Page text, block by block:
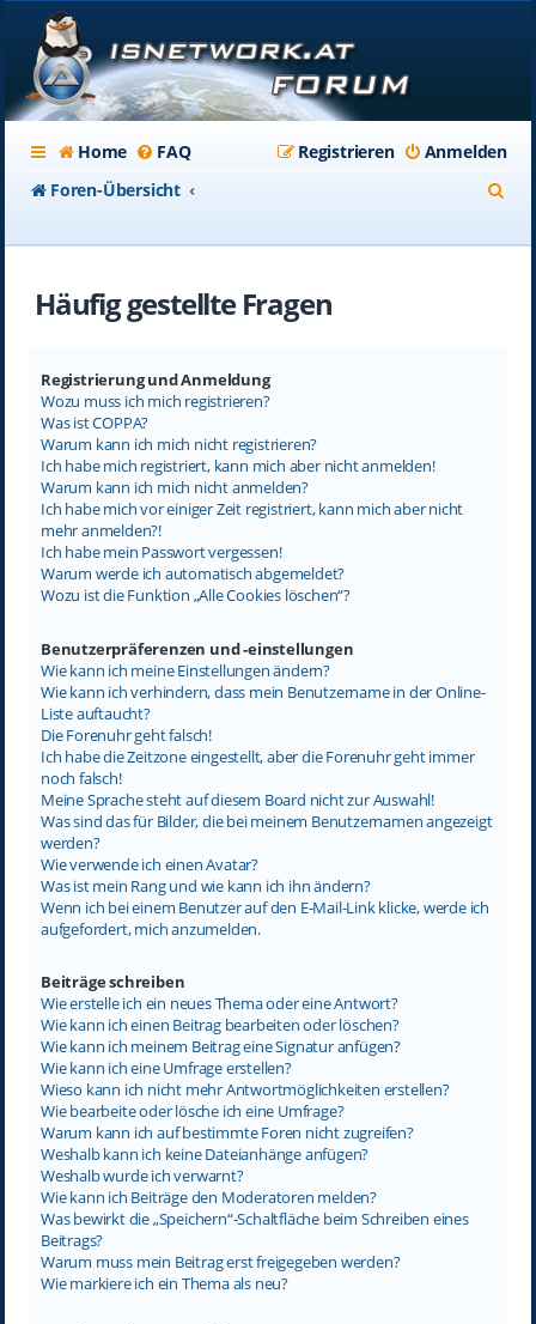
Home FAQ Anmelden
Registrieren
Foren-Übersicht
Häufig gestellte Fragen
Registrierung und Anmeldung
Wozu muss ich mich registrieren?
Was ist COPPA?
Warum kann ich mich nicht registrieren?
Ich habe mich registriert, kann mich aber nicht anmelden!
Warum kann ich mich nicht anmelden?
Ich habe mich vor einiger Zeit registriert, kann mich aber nicht
mehr anmelden?!
Ich habe mein Passwort vergessen!
Warum werde ich automatisch abgemeldet?
Wozu ist die Funktion „Alle Cookies löschen“?
Benutzerpräferenzen und -einstellungen
Wie kann ich meine Einstellungen ändern?
Wie kann ich verhindern, dass mein Benutzername in der Online-
Liste auftaucht?
Die Forenuhr geht falsch!
Ich habe die Zeitzone eingestellt, aber die Forenuhr geht immer
noch falsch!
Meine Sprache steht auf diesem Board nicht zur Auswahl!
Was sind das für Bilder, die bei meinem Benutzernamen angezeigt
werden?
Wie verwende ich einen Avatar?
Was ist mein Rang und wie kann ich ihn ändern?
Wenn ich bei einem Benutzer auf den E-Mail-Link klicke, werde ich
aufgefordert, mich anzumelden.
Beiträge schreiben
Wie erstelle ich ein neues Thema oder eine Antwort?
Wie kann ich einen Beitrag bearbeiten oder löschen?
Wie kann ich meinem Beitrag eine Signatur anfügen?
Wie kann ich eine Umfrage erstellen?
Wieso kann ich nicht mehr Antwortmöglichkeiten erstellen?
Wie bearbeite oder lösche ich eine Umfrage?
Warum kann ich auf bestimmte Foren nicht zugreifen?
Weshalb kann ich keine Dateianhänge anfügen?
Weshalb wurde ich verwarnt?
Wie kann ich Beiträge den Moderatoren melden?
Was bewirkt die „Speichern“-Schaltfläche beim Schreiben eines
Beitrags?
Warum muss mein Beitrag erst freigegeben werden?
Wie markiere ich ein Thema als neu?